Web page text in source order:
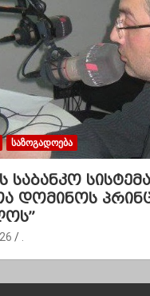
ᲡᲐᲖᲝᲒᲐᲓᲝᲔᲑᲐ
საბანკო სისტემა
დომინოს
.